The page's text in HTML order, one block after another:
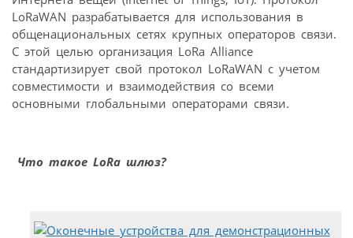
LoRaWAN разрабатывается для использования в
общенациональных сетях крупных операторов связи.
С этой целью организация LoRa Alliance
стандартизирует свой протокол LoRaWAN с учетом
совместимости и взаимодействия со всеми
основными глобальными операторами связи.
Что такое LoRa шлюз?